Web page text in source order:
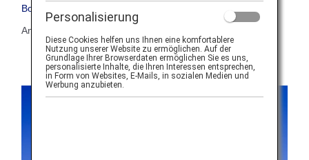
Boeing 787-10 (781)
Anzahl der Sitzplätze: 294
Personalisierung
Diese Cookies helfen uns Ihnen eine komfortablere
Nutzung unserer Website zu ermöglichen. Auf der
Grundlage Ihrer Browserdaten ermöglichen Sie es uns,
personalisierte Inhalte, die Ihren Interessen entsprechen,
in Form von Websites, E-Mails, in sozialen Medien und
Werbung anzubieten.